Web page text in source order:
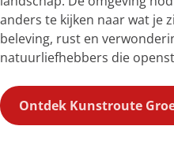
anders te kijken naar wat je
beleving, rust en
natuurliefhebbers die
Ontdek Kunstroute